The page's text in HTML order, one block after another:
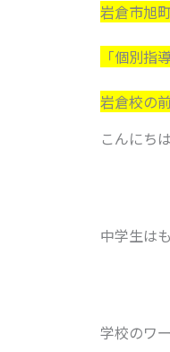
岩倉市旭
「個別指
岩倉校の
こんにち
中学生は
学校のワ